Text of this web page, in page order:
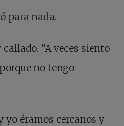
para nada.
“A veces siento
no tengo
yo éramos cercanos y